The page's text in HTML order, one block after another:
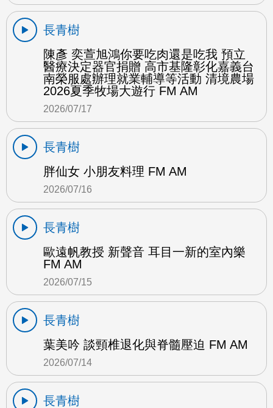
長青樹
陳彥 奕萱旭鴻你要吃肉還是吃我 預立
醫療決定器官捐贈 高市基隆彰化嘉義台
南榮服處辦理就業輔導等活動 清境農場
2026夏季牧場大遊行 FM AM
2026/07/17
長青樹
胖仙女 小朋友料理 FM AM
2026/07/16
長青樹
歐遠帆教授 新聲音 耳目一新的室內樂
FM AM
2026/07/15
長青樹
葉美吟 談頸椎退化與脊髓壓迫 FM AM
2026/07/14
長青樹